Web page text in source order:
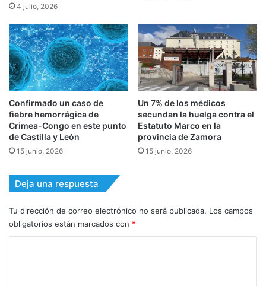
4 julio, 2026
Confirmado un caso de
fiebre hemorrágica de
Crimea-Congo en este punto
de Castilla y León
15 junio, 2026
Un 7% de los médicos
secundan la huelga contra el
Estatuto Marco en la
provincia de Zamora
15 junio, 2026
Deja una respuesta
Tu dirección de correo electrónico no será publicada. Los campos
obligatorios están marcados con *